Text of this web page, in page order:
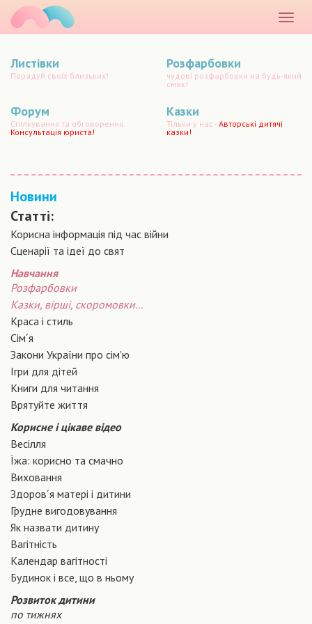
меню
Листівки
Порадуй своїх близьких!
Розфарбовки
чудові розфарбовки на будь-який
смак!
Форум
Спілкування та обговорення.
Консультація юриста!
Казки
Тільки у нас -Авторські дитячі
казки!
Новини
Статті:
Корисна інформація під час війни
Сценарiї та iдеї до свят
Навчання
Розфарбовки
Казки, вірші, скоромовки...
Краса і стиль
Сiм´я
Закони України про сiм'ю
Ігри для дітей
Книги для читання
Врятуйте життя
Корисне і цікаве відео
Весілля
Їжа: корисно та смачно
Виховання
Здоров´я матері і дитини
Грудне вигодовування
Як назвати дитину
Вагiтнiсть
Календар вагітності
Будинок і все, що в ньому
Розвиток дитини
по тижнях